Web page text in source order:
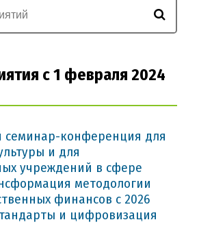
с 1 февраля 2024
семинар-конференция для
и для
учреждений в сфере
методологии
финансов с 2026
и цифровизация